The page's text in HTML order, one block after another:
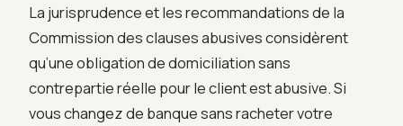
La jurisprudence et les recommandations de la
Commission des clauses abusives considèrent
qu’une obligation de domiciliation sans
contrepartie réelle pour le client est abusive. Si
vous changez de banque sans racheter votre